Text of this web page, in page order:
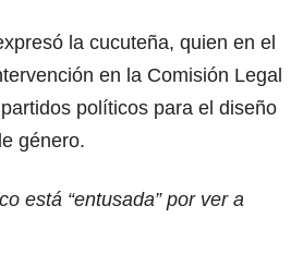
la cucuteña, quien en el
en la Comisión Legal
políticos para el diseño
género.
está “entusada” por ver a